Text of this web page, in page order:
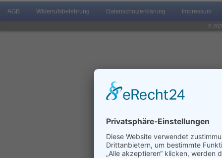
AGB Widerrufsbelehrung Datenschutzerklärung Impressum
©